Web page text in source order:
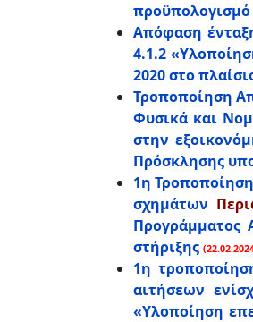
Απόφαση
4.1.2
2020 στο
Τροποποίηση
Φυσικά και
στην
Πρόσκλησης
1η
σχημάτων
Προγράμματος
στήριξης
1η
αιτήσεων
«Υλοποίηση